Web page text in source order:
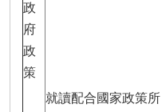
政
府
政
策
就讀配合國家政策所